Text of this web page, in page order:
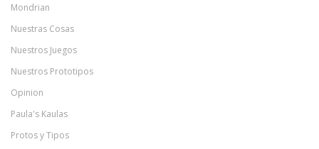
Mondrian
Nuestras Cosas
Nuestros Juegos
Nuestros Prototipos
Opinion
Paula's Kaulas
Protos y Tipos